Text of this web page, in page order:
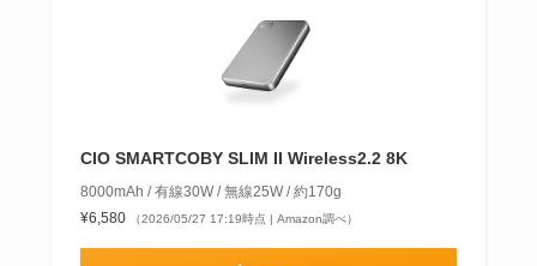
CIO SMARTCOBY SLIM II Wireless2.2 8K
8000mAh / 有線30W / 無線25W / 約170g
¥6,580
（2026/05/27 17:19時点 | Amazon調べ）